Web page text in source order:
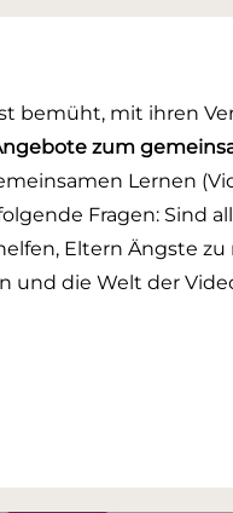
bemüht, mit ihren
zum
Lernen
Fragen: Sind
Eltern Ängste
und die Welt der